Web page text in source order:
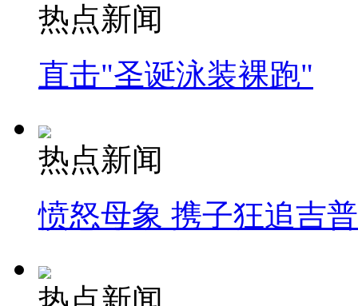
热点新闻
直击"圣诞泳装裸跑"
热点新闻
愤怒母象 携子狂追吉